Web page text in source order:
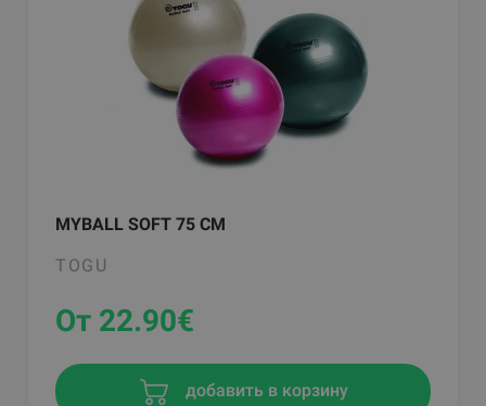
MYBALL SOFT 75 CM
TOGU
От 22.90€
добавить в корзину